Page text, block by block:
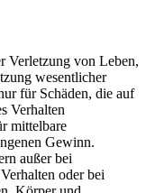
Verletzung von Leben,
wesentlicher
für Schäden, die auf
Verhalten
mittelbare
Gewinn.
außer bei
oder bei